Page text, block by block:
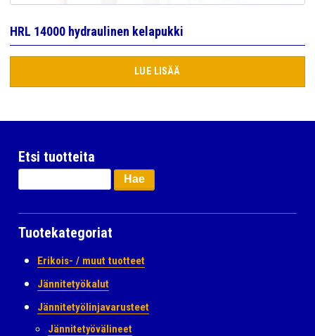
HRL 14000 hydraulinen kelapukki
LUE LISÄÄ
Etsi tuotteita
Tuotekategoriat
Erikois- / muut tuotteet
Jännitetyökalut
Jännitetyölinjavarusteet
Jännitetyövälineet